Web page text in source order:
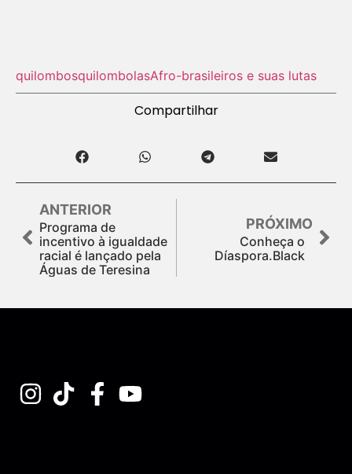
quilombosquilombolasAfro-brasileiros e suas lutas
Compartilhar
ANTERIOR
Programa de
incentivo à igualdade
racial é lançado pela
Águas de Teresina
PRÓXIMO
Conheça o
Díaspora.Black